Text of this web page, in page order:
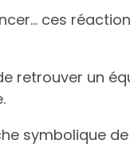
ces
retrouver un
symbolique